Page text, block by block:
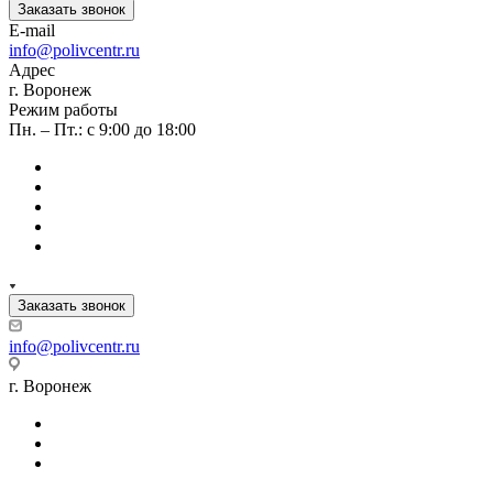
Заказать звонок
E-mail
info@polivcentr.ru
Адрес
г. Воронеж
Режим работы
Пн. – Пт.: с 9:00 до 18:00
Заказать звонок
info@polivcentr.ru
г. Воронеж